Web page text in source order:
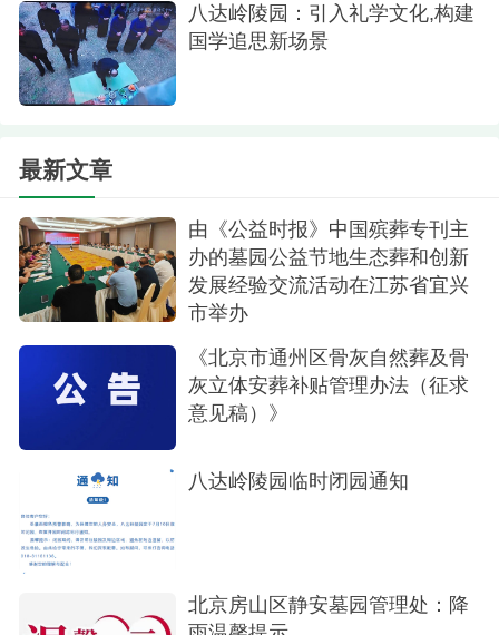
地等，满足不同家庭的需求。陵园还提供管家式管
理服务，包括免费的骨灰寄存和墓碑清洁擦拭，每
月还会拍摄墓碑近景照片，通过微信发送给家属，
八达岭陵园以其独特的自然环境、深厚的人文
众多人士选择安葬的理想之地。在这里，逝者可以
得到最妥善的安置，让家族的记忆得以传承与延
续；生者则可以感受到一份尊贵与荣耀，找到一份
宁静与安详。
未来，八达岭陵园将继续以“让思念也幸福”为服
为北京市民提供更加优质、更加贴心的殡葬服务。
同时，陵园也将积极探索新的发展模式，推动殡葬
行业的创新与升级，为行业的可持续发展贡献自己
的力量。
八达岭陵园：引入礼学文化,构建
国学追思新场景
最新文章
由《公益时报》中国殡葬专刊主
办的墓园公益节地生态葬和创新
发展经验交流活动在江苏省宜兴
市举办
《北京市通州区骨灰自然葬及骨
灰立体安葬补贴管理办法（征求
意见稿）》
八达岭陵园临时闭园通知
北京房山区静安墓园管理处：降